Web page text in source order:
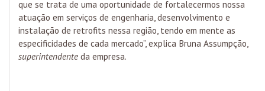
que se trata de uma oportunidade de fortalecermos nossa
atuação em serviços de engenharia, desenvolvimento e
instalação de retrofits nessa região, tendo em mente as
especificidades de cada mercado”, explica Bruna Assumpção,
superintendente da empresa.